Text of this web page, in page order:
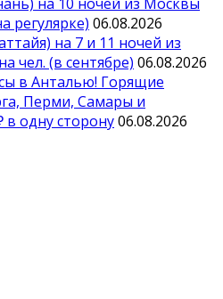
регулярке) 06.08.2026
на 7 и 11 ночей из
чел. (в сентябре) 06.08.2026
в Анталью! Горящие
Перми, Самары и
в одну сторону06.08.2026